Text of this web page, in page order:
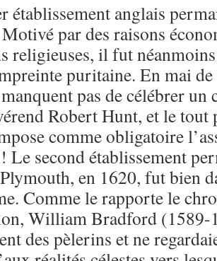
établissement anglais
par des raisons
religieuses, il fut
puritaine. En mai de
pas de célébrer un
Robert Hunt, et le
comme obligatoire
second établissement
en 1620, fut bien
Comme le rapporte le
William Bradford (1589-
des pèlerins et ne